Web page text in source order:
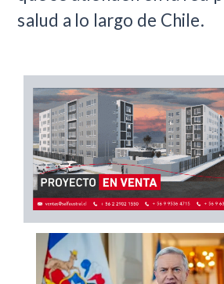
salud a lo largo de Chile.